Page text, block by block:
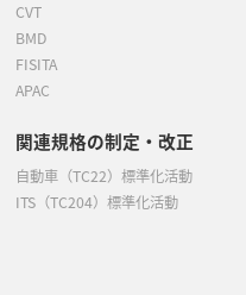
CVT
BMD
FISITA
APAC
関連規格の制定・改正
自動車（TC22）標準化活動
ITS（TC204）標準化活動